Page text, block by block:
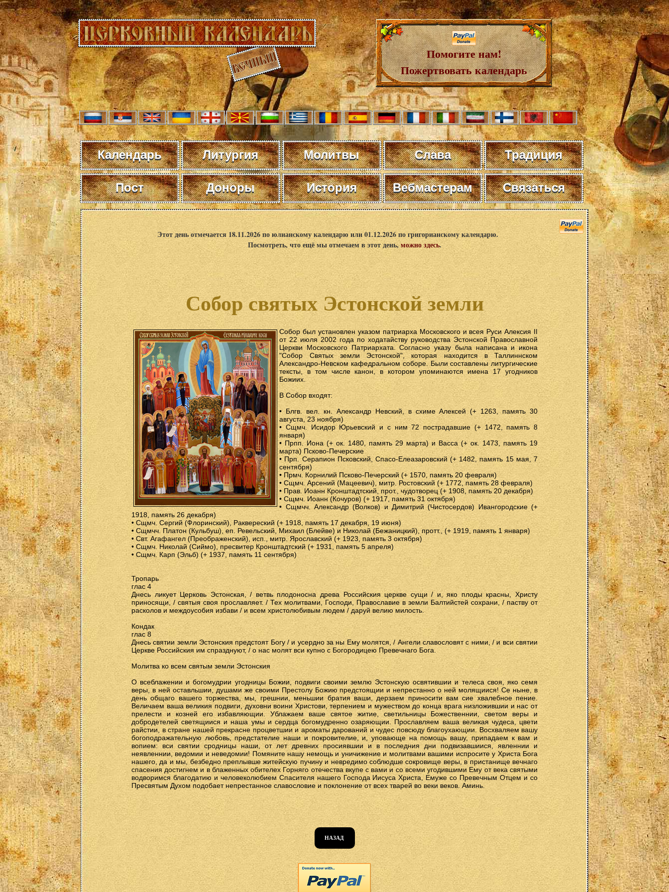
Помогите нам!
Пожертвовать календарь
Календарь Литургия Молитвы Слава Традиция
Пост Доноры История Вебмастерам Связаться
Этот день отмечается 18.11.2026 по юлианскому календарю или 01.12.2026 по григорианскому календарю.
Посмотреть, что ещё мы отмечаем в этот день,можно здесь.
Собор святых Эстонской земли
Собор был установлен указом патриарха Московского и всея Руси Алексия II
от 22 июля 2002 года по ходатайству руководства Эстонской Православной
Церкви Московского Патриархата. Согласно указу была написана и икона
"Собор Святых земли Эстонской", которая находится в Таллиннском
Александро-Невском кафедральном соборе. Были составлены литургические
тексты, в том числе канон, в котором упоминаются имена 17 угодников
Божиих.
В Собор входят:
• Блгв. вел. кн. Александр Невский, в схиме Алексей (+ 1263, память 30
августа, 23 ноября)
• Сщмч. Исидор Юрьевский и с ним 72 пострадавшие (+ 1472, память 8
января)
• Прпп. Иона (+ ок. 1480, память 29 марта) и Васса (+ ок. 1473, память 19
марта) Псково-Печерские
• Прп. Серапион Псковский, Спасо-Елеазаровский (+ 1482, память 15 мая, 7
сентября)
• Прмч. Корнилий Псково-Печерский (+ 1570, память 20 февраля)
• Сщмч. Арсений (Мацеевич), митр. Ростовский (+ 1772, память 28 февраля)
• Прав. Иоанн Кронштадтский, прот., чудотворец (+ 1908, память 20 декабря)
• Сщмч. Иоанн (Кочуров) (+ 1917, память 31 октября)
• Сщмчч. Александр (Волков) и Димитрий (Чистосердов) Ивангородские (+
1918, память 26 декабря)
• Сщмч. Сергий (Флоринский), Раквереский (+ 1918, память 17 декабря, 19 июня)
• Сщмчч. Платон (Кульбуш), еп. Ревельский, Михаил (Блейве) и Николай (Бежаницкий), протт., (+ 1919, память 1 января)
• Свт. Агафангел (Преображенский), исп., митр. Ярославский (+ 1923, память 3 октября)
• Сщмч. Николай (Сиймо), пресвитер Кронштадтский (+ 1931, память 5 апреля)
• Сщмч. Карп (Эльб) (+ 1937, память 11 сентября)
Тропарь
глас 4
Днесь ликует Церковь Эстонская, / ветвь плодоносна древа Российския церкве сущи / и, яко плоды красны, Христу
приносящи, / святыя своя прославляет. / Тех молитвами, Господи, Православие в земли Балтийстей сохрани, / паству от
расколов и междоусобия избави / и всем христолюбивым людем / даруй велию милость.
Кондак
глас 8
Днесь святии земли Эстонския предстоят Богу / и усердно за ны Ему молятся, / Ангели славословят с ними, / и вси святии
Церкве Российския им спразднуют, / о нас молят вси купно с Богородицею Превечнаго Бога.
Молитва ко всем святым земли Эстонския
О всеблажении и богомудрии угодницы Божии, подвиги своими землю Эстонскую освятившии и телеса своя, яко семя
веры, в ней оставльшии, душами же своими Престолу Божию предстоящии и непрестанно о ней молящиися! Се ныне, в
день общаго вашего торжества, мы, грешнии, меньшии братия ваши, дерзаем приносити вам сие хвалебное пение.
Величаем ваша великия подвиги, духовни воини Христови, терпением и мужеством до конца врага низложившии и нас от
прелести и козней его избавляющии. Ублажаем ваше святое житие, светильницы Божественнии, светом веры и
добродетелей светящиися и наша умы и сердца богомудренно озаряющии. Прославляем ваша великая чудеса, цвети
райстии, в стране нашей прекрасне процветшии и ароматы дарований и чудес повсюду благоухающии. Восхваляем вашу
богоподражательную любовь, предстателие наши и покровителие, и, уповающе на помощь вашу, припадаем к вам и
вопием: вси святии сродницы наши, от лет древних просиявшии и в последния дни подвизавшиися, явленнии и
неявленнии, ведомии и неведомии! Помяните нашу немощь и уничижение и молитвами вашими испросите у Христа Бога
нашего, да и мы, безбедно преплывше житейскую пучину и невредимо соблюдше сокровище веры, в пристанище вечнаго
спасения достигнем и в блаженных обителех Горняго отечества вкупе с вами и со всеми угодившими Ему от века святыми
водворимся благодатию и человеколюбием Спасителя нашего Господа Иисуса Христа, Емуже со Превечным Отцем и со
Пресвятым Духом подобает непрестанное славословие и поклонение от всех тварей во веки веков. Аминь.
НАЗАД